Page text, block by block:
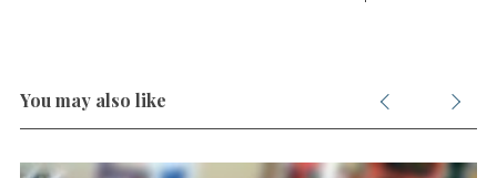
You may also like